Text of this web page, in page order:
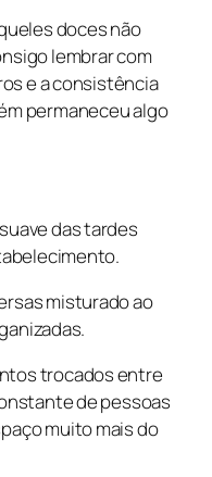
doces não
lembrar com
e a consistência
permaneceu algo
das tardes
misturado ao
trocados entre
de pessoas
muito mais do